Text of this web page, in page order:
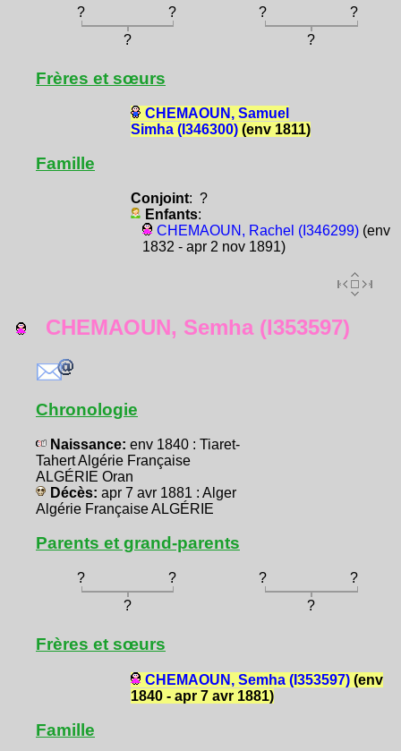
? ? ?
?
?
?
Frères et sœurs
CHEMAOUN, Samuel
Simha (I346300)(env 1811)
Famille
Conjoint: ?
Enfants:
CHEMAOUN, Rachel (I346299)(env
1832 - apr 2 nov 1891)
CHEMAOUN, Semha (I353597)
Chronologie
Naissance: env 1840 : Tiaret-
Tahert Algérie Française
ALGÉRIE Oran
Décès: apr 7 avr 1881 : Alger
Algérie Française ALGÉRIE
Parents et grand-parents
? ? ?
?
?
?
Frères et sœurs
CHEMAOUN, Semha (I353597)(env
1840 - apr 7 avr 1881)
Famille